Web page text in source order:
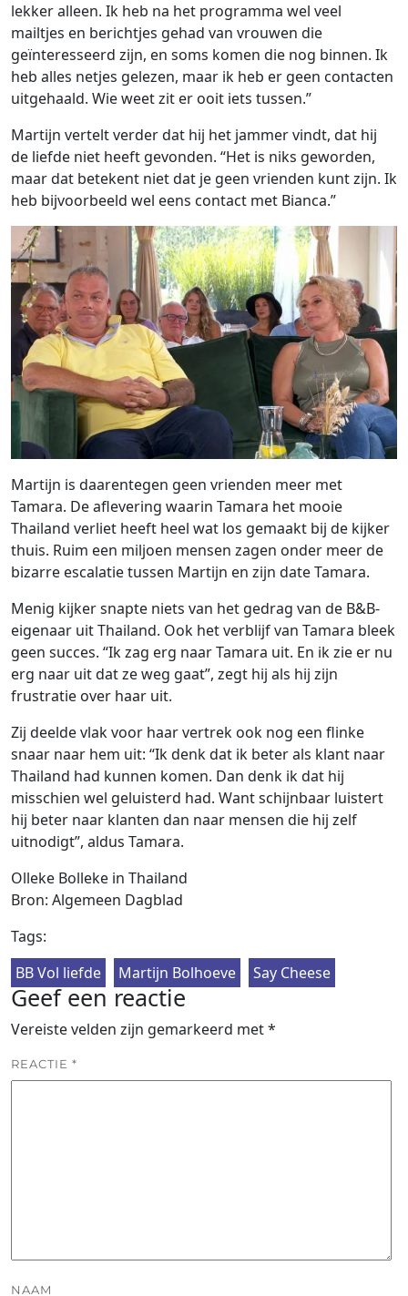
lekker alleen. Ik heb na het programma wel veel
mailtjes en berichtjes gehad van vrouwen die
geïnteresseerd zijn, en soms komen die nog binnen. Ik
heb alles netjes gelezen, maar ik heb er geen contacten
uitgehaald. Wie weet zit er ooit iets tussen.”
Martijn vertelt verder dat hij het jammer vindt, dat hij
de liefde niet heeft gevonden. “Het is niks geworden,
maar dat betekent niet dat je geen vrienden kunt zijn. Ik
heb bijvoorbeeld wel eens contact met Bianca.”
Martijn is daarentegen geen vrienden meer met
Tamara. De aflevering waarin Tamara het mooie
Thailand verliet heeft heel wat los gemaakt bij de kijker
thuis. Ruim een miljoen mensen zagen onder meer de
bizarre escalatie tussen Martijn en zijn date Tamara.
Menig kijker snapte niets van het gedrag van de B&B-
eigenaar uit Thailand. Ook het verblijf van Tamara bleek
geen succes. “Ik zag erg naar Tamara uit. En ik zie er nu
erg naar uit dat ze weg gaat”, zegt hij als hij zijn
frustratie over haar uit.
Zij deelde vlak voor haar vertrek ook nog een flinke
snaar naar hem uit: “Ik denk dat ik beter als klant naar
Thailand had kunnen komen. Dan denk ik dat hij
misschien wel geluisterd had. Want schijnbaar luistert
hij beter naar klanten dan naar mensen die hij zelf
uitnodigt”, aldus Tamara.
Olleke Bolleke in Thailand
Bron: Algemeen Dagblad
Tags:
BB Vol liefde
Martijn Bolhoeve Say Cheese
Geef een reactie
Vereiste velden zijn gemarkeerd met*
REACTIE *
NAAM